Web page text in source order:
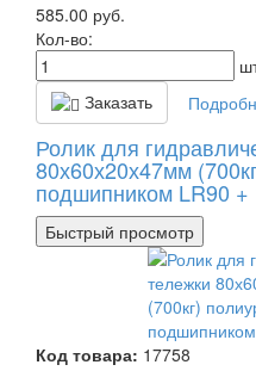
585.00 руб.
Кол-во:
Заказать
Ролик для
80х60х20х47мм
подшипником LR90 +
Быстрый просмотр
Код товара: 17758